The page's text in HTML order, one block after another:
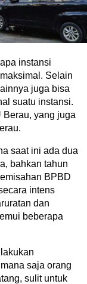
instansi
Selain
juga bisa
suatu instansi.
Berau, yang juga
saat ini ada dua
bahkan tahun
BPBD
intens
dan
beberapa
saja orang
sulit untuk